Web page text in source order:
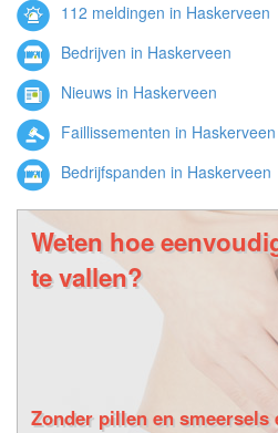
112 meldingen in Haskerveen
Bedrijven in Haskerveen
Nieuws in Haskerveen
Faillissementen in Haskerveen
Bedrijfspanden in Haskerveen
Weten hoe
te vallen?
Zonder pillen en smeersels